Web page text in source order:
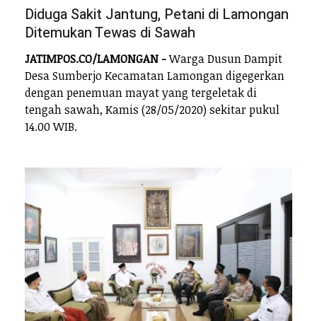
Diduga Sakit Jantung, Petani di Lamongan
Ditemukan Tewas di Sawah
JATIMPOS.CO/LAMONGAN -Warga Dusun Dampit
Desa Sumberjo Kecamatan Lamongan digegerkan
dengan penemuan mayat yang tergeletak di
tengah sawah, Kamis (28/05/2020) sekitar pukul
14.00 WIB.